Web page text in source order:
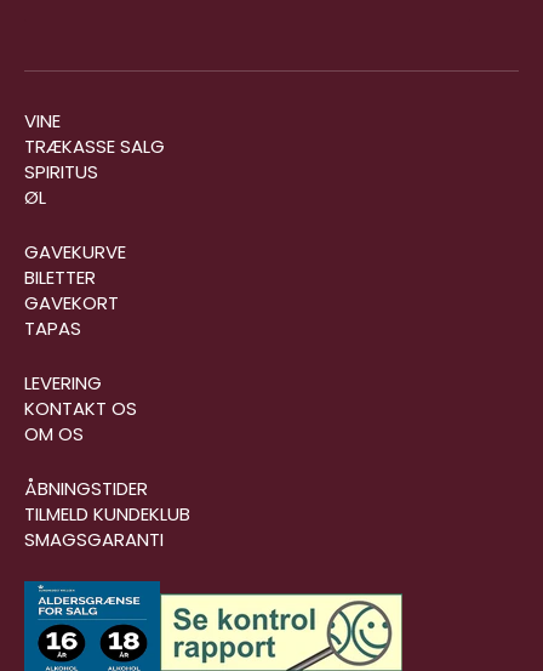
VINE
TRÆKASSE SALG
SPIRITUS
ØL
GAVEKURVE
BILETTER
GAVEKORT
TAPAS
LEVERING
KONTAKT OS
OM OS
ÅBNINGSTIDER
TILMELD KUNDEKLUB
SMAGSGARANTI